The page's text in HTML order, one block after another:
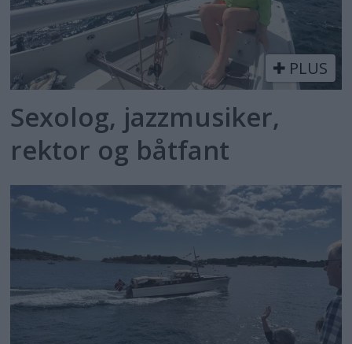
PLUS
Sexolog, jazzmusiker,
rektor og båtfant